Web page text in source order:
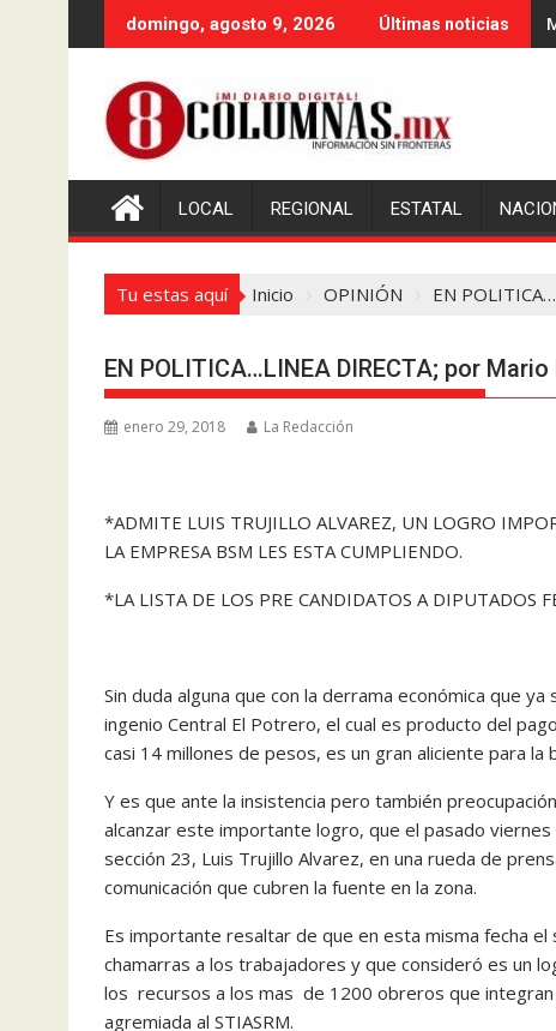
al
domingo, agosto 9, 2026 Últimas noticias
LOCAL REGIONAL ESTATAL
Tu estas aquí Inicio OPINIÓN EN
EN POLITICA…LINEA DIRECTA; por
enero 29, 2018 La Redacción
*ADMITE LUIS TRUJILLO ALVAREZ, UN LOGRO
LA EMPRESA BSM LES ESTA CUMPLIENDO.
*LA LISTA DE LOS PRE CANDIDATOS A DIPUTADOS
Sin duda alguna que con la derrama económica que
ingenio Central El Potrero, el cual es producto del
casi 14 millones de pesos, es un gran aliciente para la
Y es que ante la insistencia pero también
alcanzar este importante logro, que el pasado
sección 23, Luis Trujillo Alvarez, en una rueda de
comunicación que cubren la fuente en la zona.
Es importante resaltar de que en esta misma fecha
chamarras a los trabajadores y que consideró es un
los recursos a los mas de 1200 obreros que
agremiada al STIASRM.